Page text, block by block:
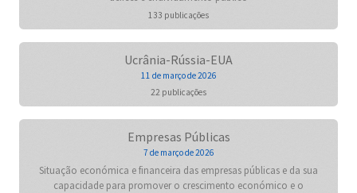
133 publicações
Ucrânia-Rússia-EUA
11 de março de 2026
22 publicações
Empresas Públicas
7 de março de 2026
Situação económica e financeira das empresas públicas e da sua
capacidade para promover o crescimento económico e o